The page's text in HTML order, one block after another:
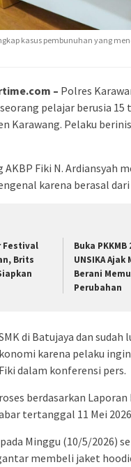
kasus pembunuhan yang
– Polres
pelajar berusia
Karawang. Pelaku
AKBP Fiki N. Ardiansyah
karena berasal
Festival
Brits
Buka
UNSIKA Ajak
Berani
Perubahan
di Batujaya dan
karena pelaku
dalam konferensi pers.
berdasarkan
tertanggal 11 Mei
Minggu (10/5/2026)
membeli jaket